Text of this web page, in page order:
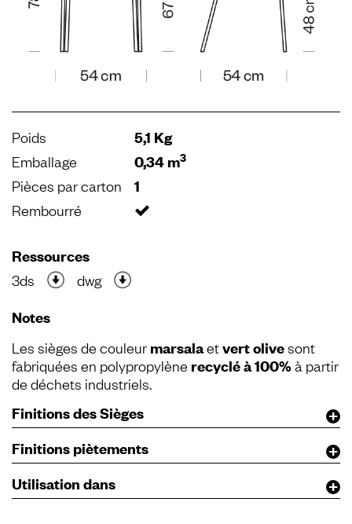
Poids 5,1 Kg
Emballage 0,34 m3
Pièces par carton 1
Rembourré
Ressources
3ds dwg
Notes
Les sièges de couleur marsalaetvert olivesont
fabriquées en polypropylène recyclé à 100%à partir
de déchets industriels.
Finitions des Sièges
Finitions piètements
Utilisation dans